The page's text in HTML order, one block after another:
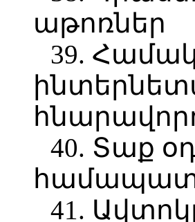
աթոռներ
39.
40. Տաք
41.